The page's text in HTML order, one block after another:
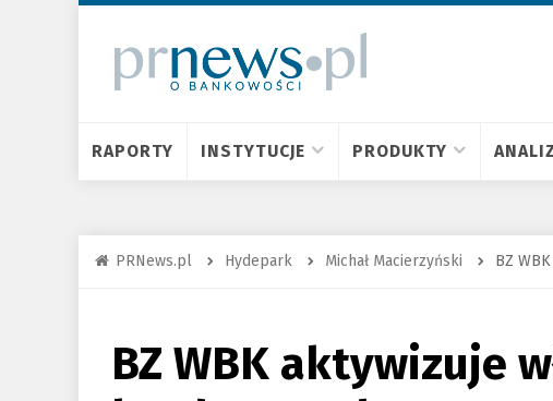
RAPORTY INSTYTUCJE PRODUKTY
PRNews.pl Hydepark Michał Macierzyński BZ
BZ WBK aktywizuje